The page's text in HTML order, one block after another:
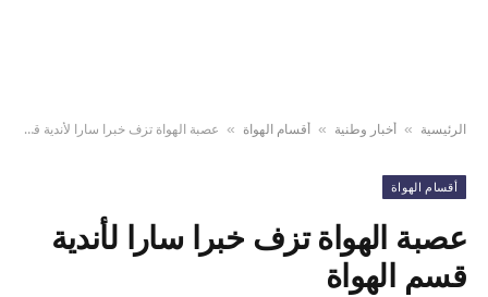
الرئيسية » أخبار وطنية » أقسام الهواة » عصبة الهواة تزف خبرا سارا لأندية قسم الهواة
أقسام الهواة
عصبة الهواة تزف خبرا سارا لأندية
قسم الهواة